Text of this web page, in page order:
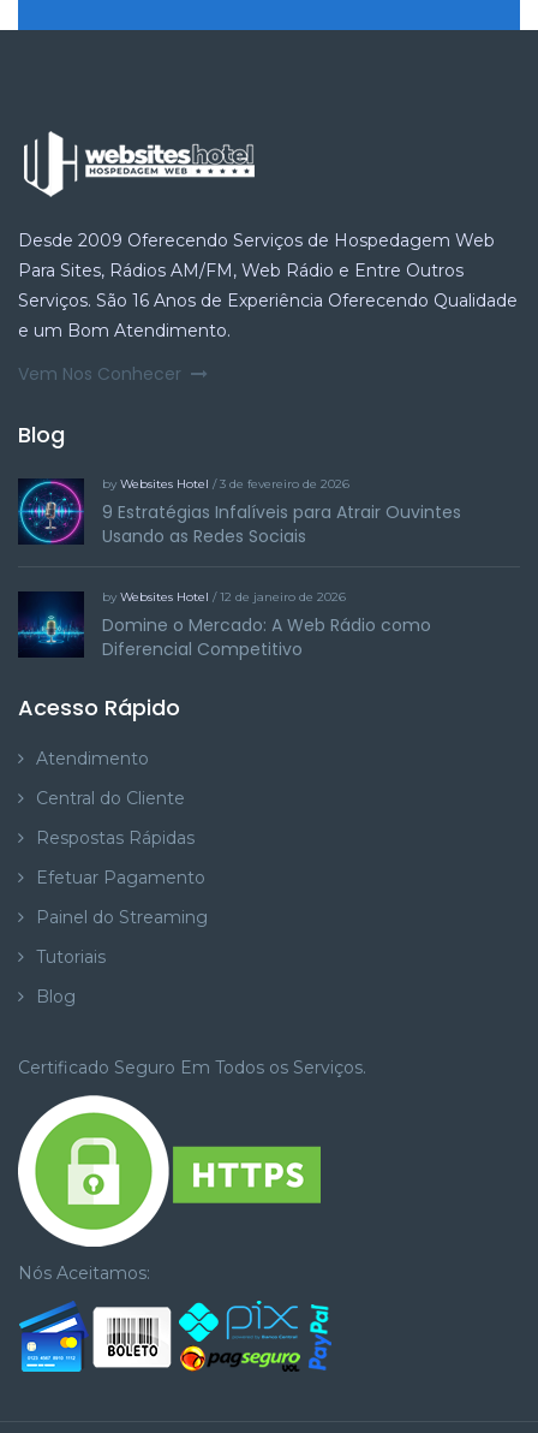
Desde 2009 Oferecendo Serviços de Hospedagem Web
Para Sites, Rádios AM/FM, Web Rádio e Entre Outros
Serviços. São 16 Anos de Experiência Oferecendo Qualidade
e um Bom Atendimento.
Vem Nos Conhecer
Blog
by Websites Hotel / 3 de fevereiro de 2026
9 Estratégias Infalíveis para Atrair Ouvintes
Usando as Redes Sociais
by Websites Hotel / 12 de janeiro de 2026
Domine o Mercado: A Web Rádio como
Diferencial Competitivo
Acesso Rápido
Atendimento
Central do Cliente
Respostas Rápidas
Efetuar Pagamento
Painel do Streaming
Tutoriais
Blog
Certificado Seguro Em Todos os Serviços.
Nós Aceitamos: